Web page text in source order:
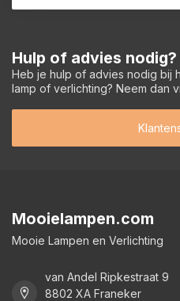
Hulp of advies nodig?
Heb je hulp of advies nodig bij
lamp of verlichting? Neem dan
Mooielampen.com
Mooie Lampen en Verlichting
van Andel Ripkestraat 9
8802 XA Franeker